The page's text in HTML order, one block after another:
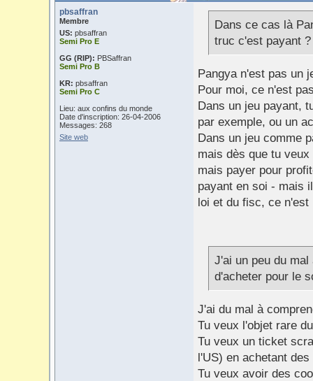
pbsaffran
Membre
US: pbsaffran
Semi Pro E
GG (RIP): PBSaffran
Semi Pro B
KR: pbsaffran
Semi Pro C
Lieu: aux confins du monde
Date d'inscription: 26-04-2006
Messages: 268
Site web
Dans ce cas là
truc c'est payant ?
Pangya n'est pas un
Pour moi, ce n'est
Dans un jeu payant,
par exemple, ou un
Dans un jeu comme
mais dès que tu
mais payer pour
payant en soi - mais
loi et du fisc, ce n'est
J'ai un peu du
d'acheter pour le
J'ai du mal à
Tu veux l'objet rare
Tu veux un ticket
l'US) en achetant
Tu veux avoir des